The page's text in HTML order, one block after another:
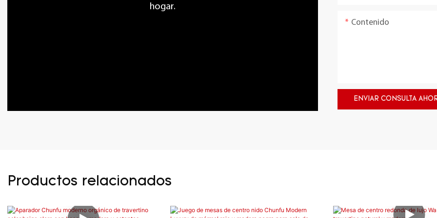
hogar.
Contenido
ENVIAR CONSULTA
Productos relacionados